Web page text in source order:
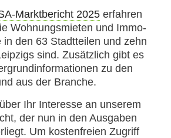
Marktbericht 2025erfahren
Wohnungsmieten und Immo­
in den 63 Stadtteilen und zehn
sind. Zusätzlich gibt es
zu den
aus der Branche.
Ihr Interesse an unserem
der nun in den Ausgaben
Um kostenfreien Zugriff